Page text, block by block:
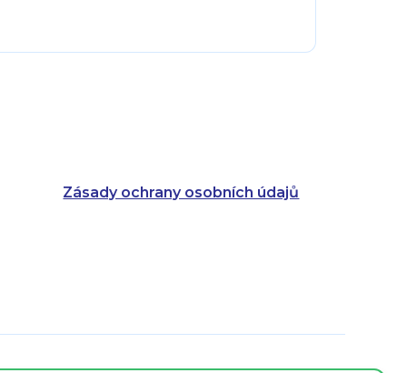
Zásady ochrany osobních údajů
8:00 - 14:30